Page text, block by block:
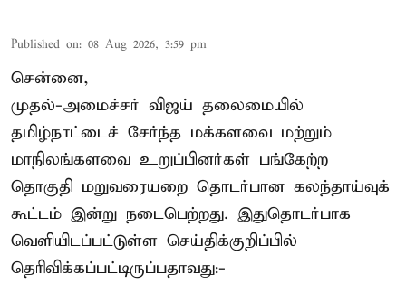
Published on: 08 Aug 2026, 3:59 pm
சென்னை,
முதல்-அமைச்சர் விஜய் தலைமையில்
தமிழ்நாட்டைச் சேர்ந்த மக்களவை மற்றும்
மாநிலங்களவை உறுப்பினர்கள் பங்கேற்ற
தொகுதி மறுவரையறை தொடர்பான கலந்தாய்வுக்
கூட்டம் இன்று நடைபெற்றது. இதுதொடர்பாக
வெளியிடப்பட்டுள்ள செய்திக்குறிப்பில்
தெரிவிக்கப்பட்டிருப்பதாவது:-